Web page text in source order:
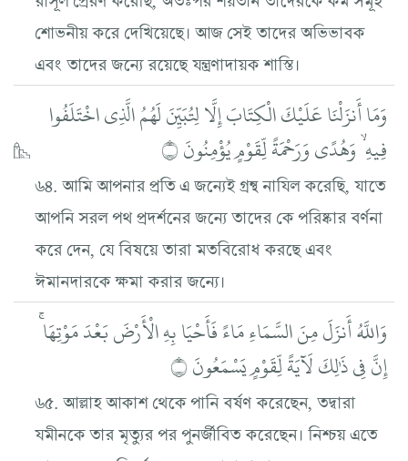
শোভনীয় করে দেখিয়েছে। আজ সেই তাদের অভিভাবক
এবং তাদের জন্যে রয়েছে যন্ত্রণাদায়ক শাস্তি।
وَمَا أَنزَلْنَا عَلَيْكَ الْكِتَابَ إِلَّا لِتُبَيِّنَ لَهُمُ الَّذِي اخْتَلَفُوا
فِيهِ ۙ وَهُدًى وَرَحْمَةً لِّقَوْمٍ يُؤْمِنُونَ ۝
৬৪. আমি আপনার প্রতি এ জন্যেই গ্রন্থ নাযিল করেছি, যাতে
আপনি সরল পথ প্রদর্শনের জন্যে তাদের কে পরিষ্কার বর্ণনা
করে দেন, যে বিষয়ে তারা মতবিরোধ করছে এবং
ঈমানদারকে ক্ষমা করার জন্যে।
وَاللَّهُ أَنزَلَ مِنَ السَّمَاءِ مَاءً فَأَحْيَا بِهِ الْأَرْضَ بَعْدَ مَوْتِهَا ۚ
إِنَّ فِي ذَٰلِكَ لَآيَةً لِّقَوْمٍ يَسْمَعُونَ ۝
৬৫. আল্লাহ আকাশ থেকে পানি বর্ষণ করেছেন, তদ্বারা
যমীনকে তার মৃত্যুর পর পুনর্জীবিত করেছেন। নিশ্চয় এতে